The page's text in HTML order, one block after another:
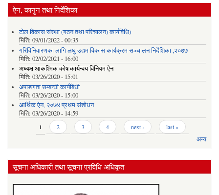
ऐन, कानुन तथा निर्देशिका
टोल विकास संस्था (गठन तथा परिचालन) कार्यविधि)
मिति: 09/01/2022 - 00:35
गरिविनिवारणका लागि लघु उद्यम विकास कार्यक्रम सञ्चालन निर्देशिका ,२०७७
मिति: 02/02/2021 - 16:00
अध्यक्ष आकश्मिक कोष कार्यन्वय विनियम ऐन
मिति: 03/26/2020 - 15:01
अपाङगता सम्बन्घी कार्यबिधी
मिति: 03/26/2020 - 15:00
आर्थिक ऐन, २०७४ प्रथम संशोधन
मिति: 03/26/2020 - 14:59
1 2 3 4 next › last »
अन्य
सूचना अधिकारी तथा सूचना प्रविधि अधिकृत